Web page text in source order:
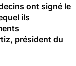
ont signé le
ils
président du